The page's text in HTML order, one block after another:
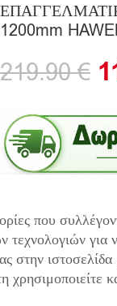
1200mm
219.90€
που
για
στην